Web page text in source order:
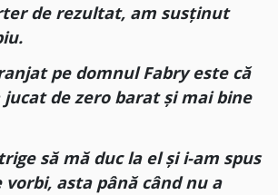
de rezultat, am susținut
pe domnul Fabry este că
jucat de zero barat și mai bine
să mă duc la el și i-am spus
vorbi, asta până când nu a